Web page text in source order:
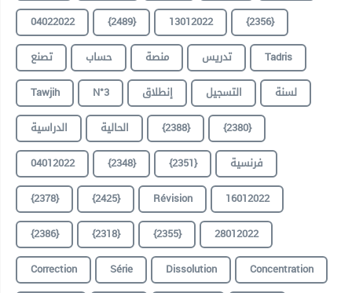
04022022
{2489} 13012022
{2356}
تصنع
حساب منصة تدريس
Tadris
Tawjih
N°3 إنطلاق التسجيل
لسنة
الدراسية
الحالية {2388}
{2380}
04012022
{2348} {2351}
فرنسية
{2378}
{2425} Révision
16012022
{2386}
{2318} {2355}
28012022
Correction
Série Dissolution
Concentration